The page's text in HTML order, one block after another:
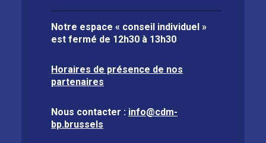
Notre espace « conseil individuel »
est fermé de 12h30 à 13h30
Horaires de présence de nos
partenaires
Nous contacter : info@cdm-
bp.brussels